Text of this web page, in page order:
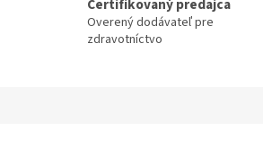
Certifikovaný predajca
Overený dodávateľ pre
zdravotníctvo